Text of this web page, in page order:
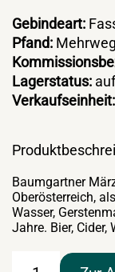
Gebindeart:
Pfand: Mehrweg
Lagerstatus:
Verkaufseinheit:
Baumgartner
Oberösterreich,
Wasser,
Jahre. Bier,
Baumgartner